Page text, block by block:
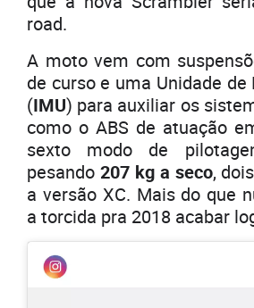
road.
A moto vem com
de curso e uma Unidade
(IMU) para auxiliar os
como o ABS de atuação
sexto modo de
pesando 207 kg a seco,
a versão XC. Mais do que
a torcida pra 2018 acabar